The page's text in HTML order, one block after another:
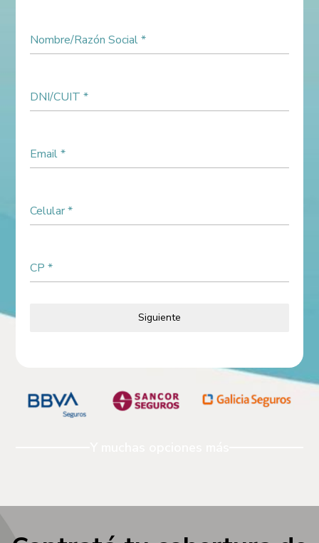
Nombre/Razón Social*
DNI/CUIT*
Email*
Celular*
CP*
Siguiente